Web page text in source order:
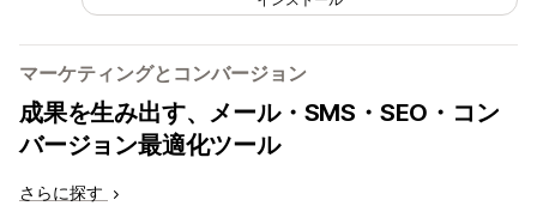
マーケティングとコンバージョン
成果を生み出す、メール・SMS・SEO・コン
バージョン最適化ツール
さらに探す